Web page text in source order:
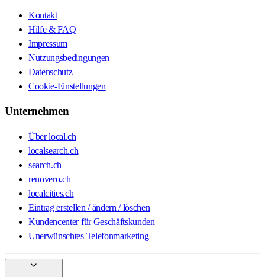
Kontakt
Hilfe & FAQ
Impressum
Nutzungsbedingungen
Datenschutz
Cookie-Einstellungen
Unternehmen
Über local.ch
localsearch.ch
search.ch
renovero.ch
localcities.ch
Eintrag erstellen / ändern / löschen
Kundencenter für Geschäftskunden
Unerwünschtes Telefonmarketing